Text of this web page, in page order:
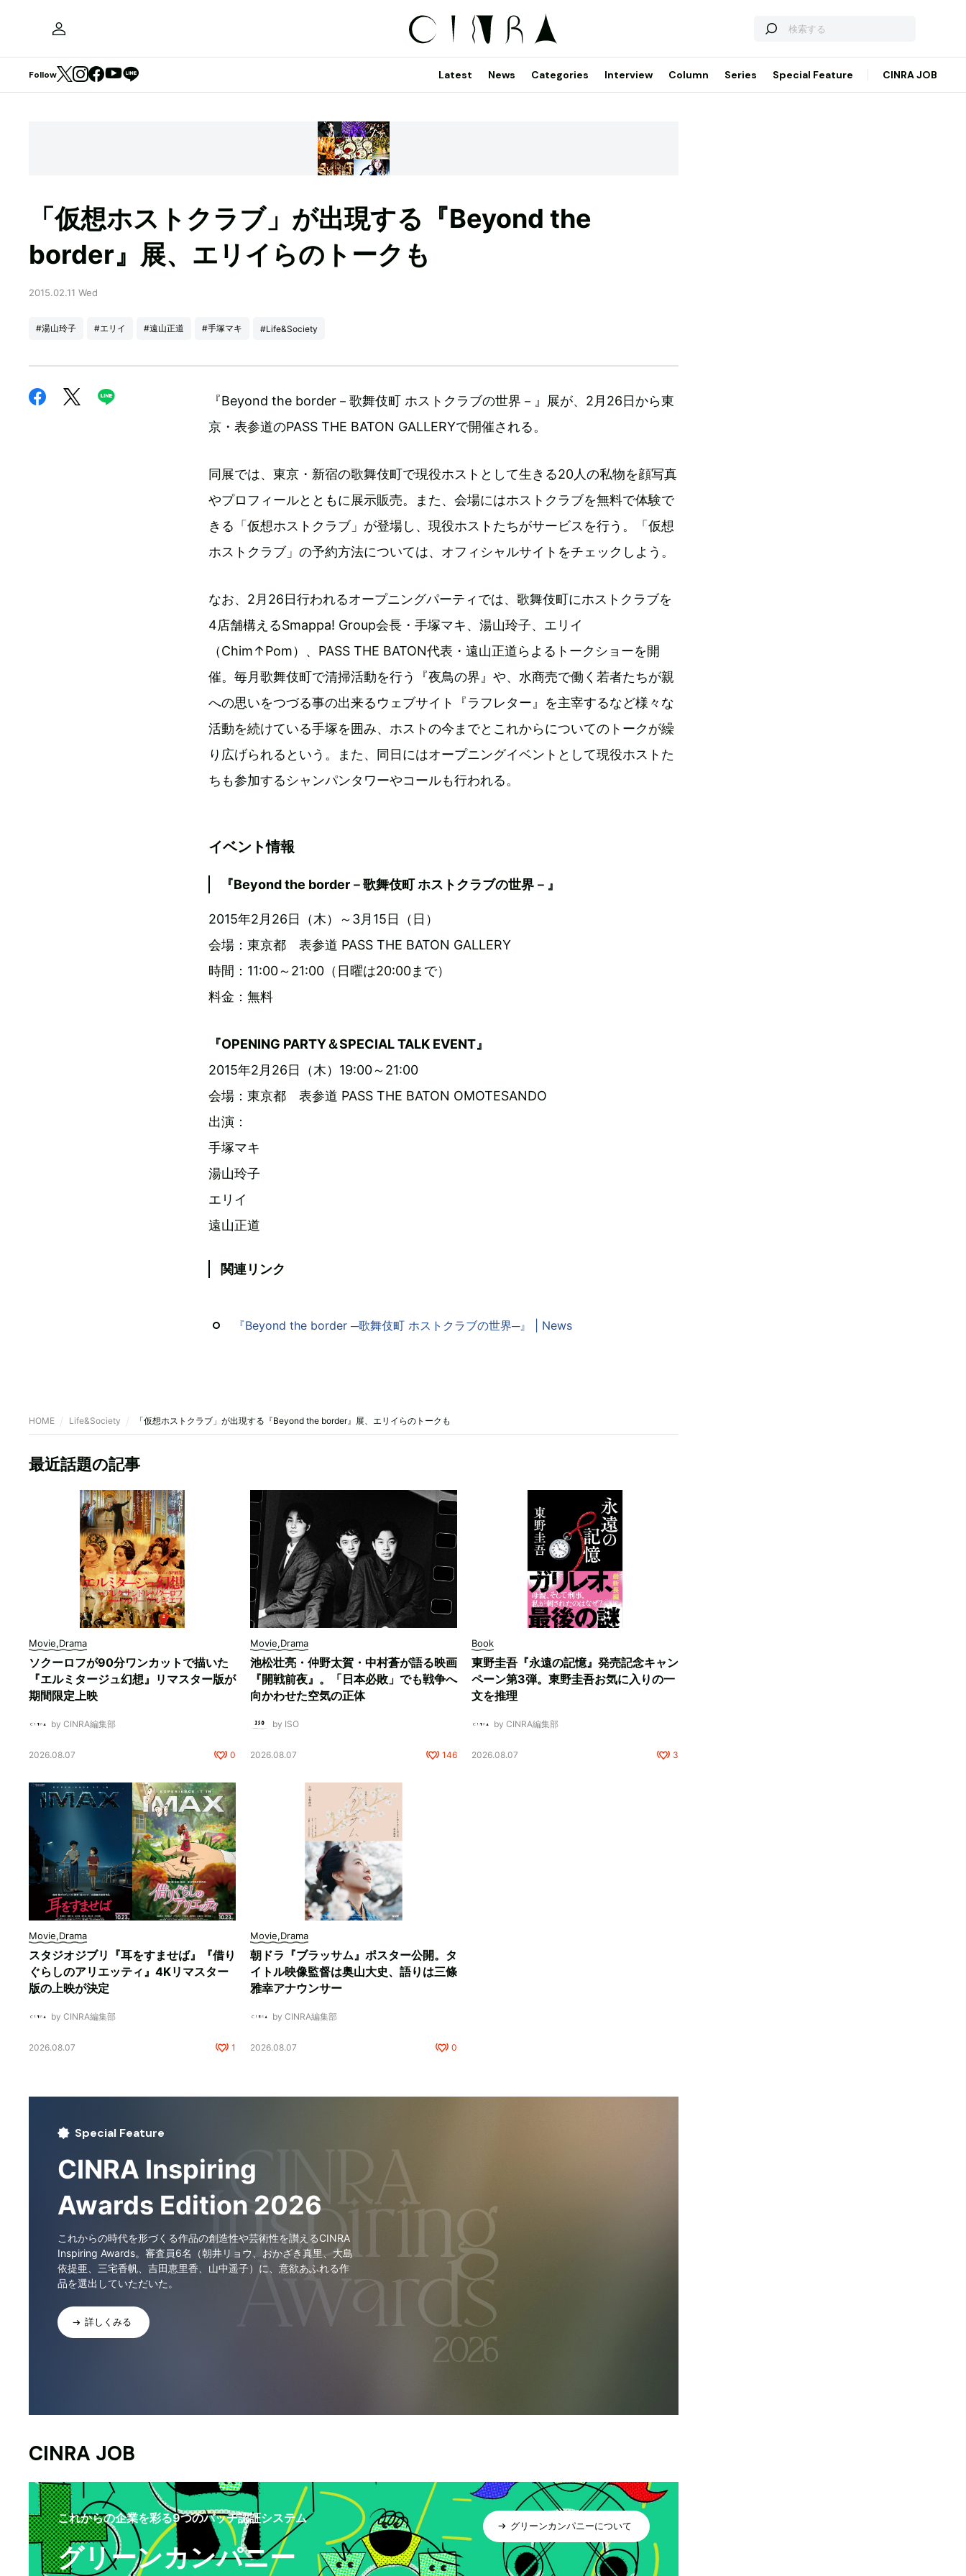
Follow Latest News Categories Interview Column Series Special Feature CINRA JOB
「仮想ホストクラブ」が出現する『Beyond the
border』展、エリイらのトークも
2015.02.11 Wed
#湯山玲子 #エリイ #遠山正道 #手塚マキ #Life&Society
『Beyond the border－歌舞伎町 ホストクラブの世界－』展が、2月26日から東
京・表参道のPASS THE BATON GALLERYで開催される。
同展では、東京・新宿の歌舞伎町で現役ホストとして生きる20人の私物を顔写真
やプロフィールとともに展示販売。また、会場にはホストクラブを無料で体験で
きる「仮想ホストクラブ」が登場し、現役ホストたちがサービスを行う。「仮想
ホストクラブ」の予約方法については、オフィシャルサイトをチェックしよう。
なお、2月26日行われるオープニングパーティでは、歌舞伎町にホストクラブを
4店舗構えるSmappa! Group会長・手塚マキ、湯山玲子、エリイ
（Chim↑Pom）、PASS THE BATON代表・遠山正道らよるトークショーを開
催。毎月歌舞伎町で清掃活動を行う『夜鳥の界』や、水商売で働く若者たちが親
への思いをつづる事の出来るウェブサイト『ラフレター』を主宰するなど様々な
活動を続けている手塚を囲み、ホストの今までとこれからについてのトークが繰
り広げられるという。また、同日にはオープニングイベントとして現役ホストた
ちも参加するシャンパンタワーやコールも行われる。
イベント情報
『Beyond the border－歌舞伎町 ホストクラブの世界－』
2015年2月26日（木）～3月15日（日）
会場：東京都 表参道 PASS THE BATON GALLERY
時間：11:00～21:00（日曜は20:00まで）
料金：無料
『OPENING PARTY＆SPECIAL TALK EVENT』
2015年2月26日（木）19:00～21:00
会場：東京都 表参道 PASS THE BATON OMOTESANDO
出演：
手塚マキ
湯山玲子
エリイ
遠山正道
関連リンク
『Beyond the border ─歌舞伎町 ホストクラブの世界─』 | News
HOME Life&Society 「仮想ホストクラブ」が出現する『Beyond the border』展、エリイらのトークも
最近話題の記事
Movie,Drama
ソクーロフが90分ワンカットで描いた
『エルミタージュ幻想』リマスター版が
期間限定上映
by CINRA編集部
2026.08.07 0
Movie,Drama
池松壮亮・仲野太賀・中村蒼が語る映画
『開戦前夜』。「日本必敗」でも戦争へ
向かわせた空気の正体
by ISO
2026.08.07 146
Book
東野圭吾『永遠の記憶』発売記念キャン
ペーン第3弾。東野圭吾お気に入りの一
文を推理
by CINRA編集部
2026.08.07 3
Movie,Drama
スタジオジブリ『耳をすませば』『借り
ぐらしのアリエッティ』4Kリマスター
版の上映が決定
by CINRA編集部
2026.08.07 1
Movie,Drama
朝ドラ『ブラッサム』ポスター公開。タ
イトル映像監督は奥山大史、語りは三條
雅幸アナウンサー
by CINRA編集部
2026.08.07 0
Special Feature
CINRA Inspiring
Awards Edition 2026
これからの時代を形づくる作品の創造性や芸術性を讃えるCINRA
Inspiring Awards。審査員6名（朝井リョウ、おかざき真里、大島
依提亜、三宅香帆、吉田恵里香、山中遥子）に、意欲あふれる作
品を選出していただいた。
詳しくみる
CINRA JOB
これからの企業を彩る9つのバッヂ認証システム
グリーンカンパニー
グリーンカンパニーについて